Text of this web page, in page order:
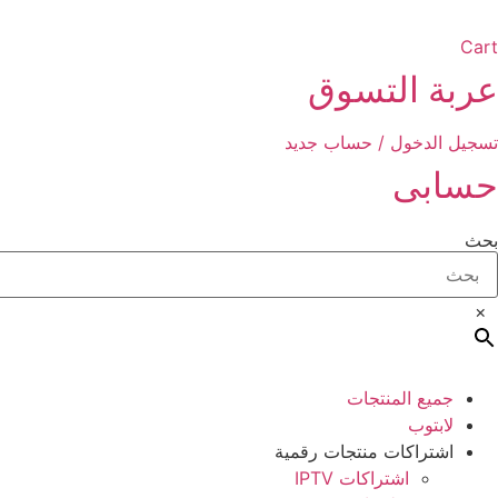
Cart
عربة التسوق
تسجيل الدخول / حساب جديد
حسابى
بحث
×
جميع المنتجات
لابتوب
اشتراكات منتجات رقمية
اشتراكات IPTV